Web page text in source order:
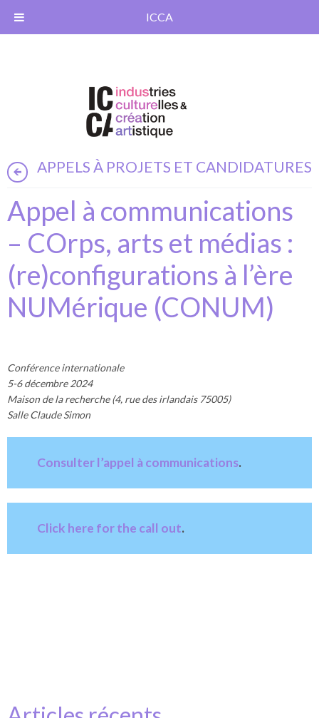
APPELS À PROJETS ET CANDIDATURES
Appel à communications
– COrps, arts et médias :
(re)configurations à l’ère
NUMérique (CONUM)
Conférence internationale
5-6 décembre 2024
Maison de la recherche (4, rue des irlandais 75005)
Salle Claude Simon
Consulter l’appel à communications.
Click here for the call out.
ICCA